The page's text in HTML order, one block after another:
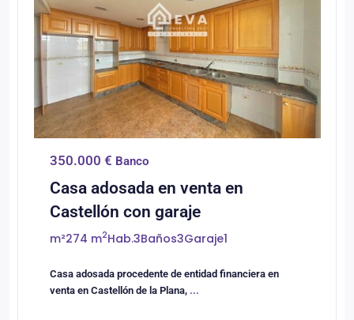
350.000 € Banco
Casa adosada en venta en
Castellón con garaje
m²274 m2Hab.3Baños3Garaje1
Casa adosada procedente de entidad financiera en
venta en Castellón de la Plana, ...